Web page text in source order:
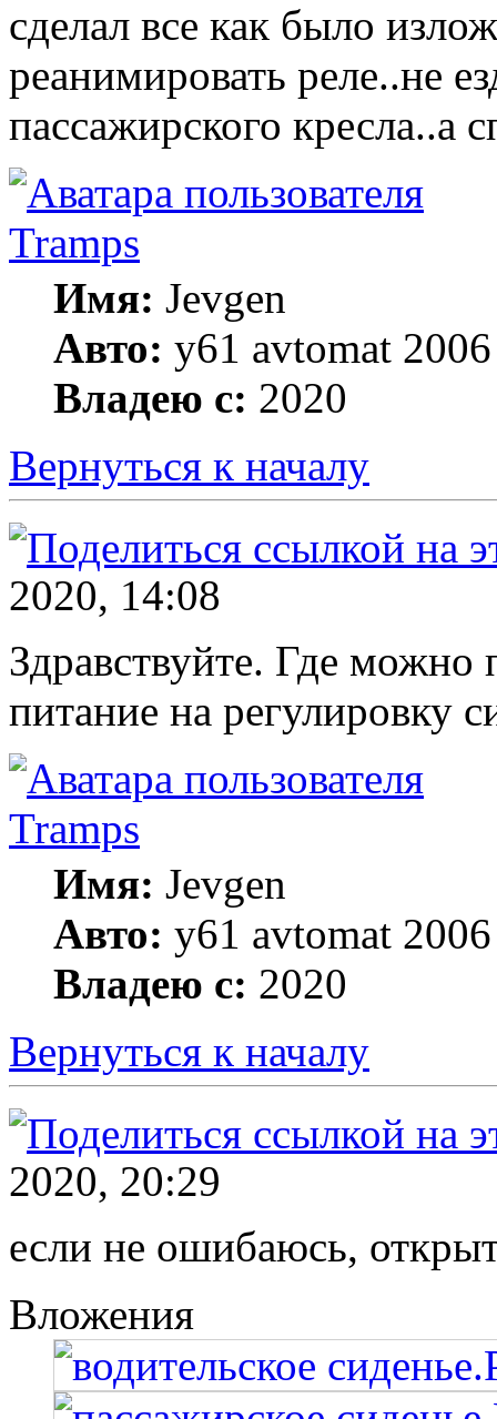
сделал все как было
реанимировать реле..не
пассажирского кресла..а
Tramps
Имя: Jevgen
Авто: y61 avtomat 2006
Владею с: 2020
Вернуться к началу
2020, 14:08
Здравствуйте. Где можно
питание на регулировку
Tramps
Имя: Jevgen
Авто: y61 avtomat 2006
Владею с: 2020
Вернуться к началу
2020, 20:29
если не ошибаюсь,
Вложения